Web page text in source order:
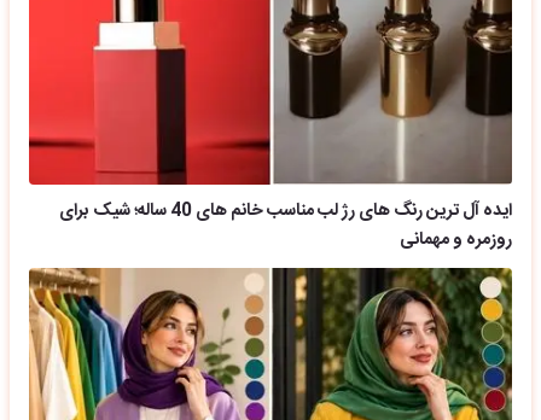
ایده آل ترین رنگ های رژ لب مناسب خانم های 40 ساله؛ شیک برای
روزمره و مهمانی